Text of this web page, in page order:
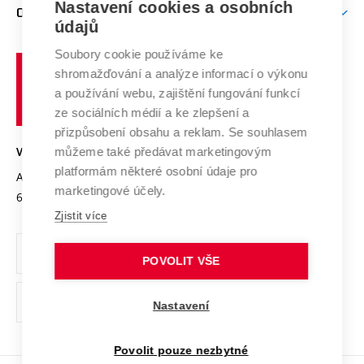
E-přihláška
Doktorské studium
Podpora podnikání
Mezinárodní vědecká rada
Systém zajišťování kvality výzkumu
Výzkumné infrastruktury
Transfer znalostí
Open Science
Projekty
Projekty ze strukturálních fondů
Specifický výzkum
Zahraniční spolupráce
Spolupráce se školami
Mezinárodní dohody
Univerzitní sítě
O UNIVERZITĚ
Profil univerzity
Udržitelná univerzita
Podnikavá univerzita / ContriBUTe
Bezpečná univerzita
Vyznamenání
Organizační struktura
Ochrana osobních údajů
odkaz)
učení
technické
Brně
VYSOKÉ UČENÍ TECHNICKÉ V BRNĚ
Antonínská 548/1
602 00 Brno
www.vut.cz
vut@vutbr.cz
Nastavení cookies a osobních
údajů
Soubory cookie používáme ke
shromažďování a analýze informací o výkonu
a používání webu, zajištění fungování funkcí
ze sociálních médií a ke zlepšení a
přizpůsobení obsahu a reklam. Se souhlasem
můžeme také předávat marketingovým
platformám některé osobní údaje pro
marketingové účely.
Zjistit více
POVOLIT VŠE
Nastavení
Povolit pouze nezbytné